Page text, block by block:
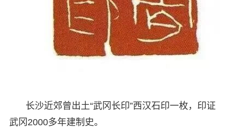
长沙近郊曾出土“武冈长印”西汉石印一枚，印证
武冈2000多年建制史。